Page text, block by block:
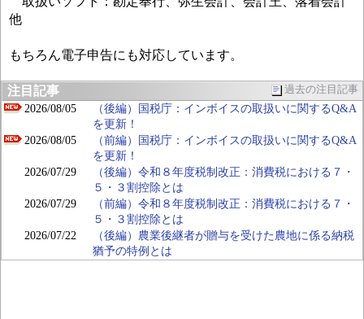
他
もちろん電子申告にも対応しています。
注目記事 過去の注目記事
2026/08/05
（後編）国税庁：インボイスの取扱いに関するQ&A
を更新！
2026/08/05
（前編）国税庁：インボイスの取扱いに関するQ&A
を更新！
2026/07/29
（後編）令和８年度税制改正：消費税における７・
５・３割控除とは
2026/07/29
（前編）令和８年度税制改正：消費税における７・
５・３割控除とは
2026/07/22
（後編）農業後継者が贈与を受けた農地に係る納税
猶予の特例とは